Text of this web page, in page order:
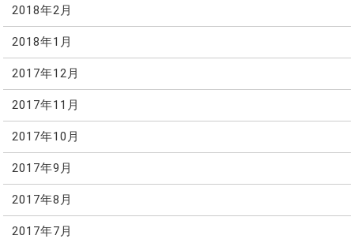
2018年2月
2018年1月
2017年12月
2017年11月
2017年10月
2017年9月
2017年8月
2017年7月